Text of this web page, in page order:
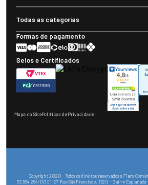
Todas as categorias
Formas de pagamento
Selos e Certificados
Mapa do SitePolíticas de Privacidade
Copyright 2020 - Todos os direitos reservados a Fiero
33.564.264/0001-27 Rua São Francisco, 1320 - Bairro